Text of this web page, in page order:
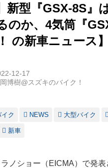
新型『GSX-8S
のか、4気筒『
の新車ニュース】
12-17
博樹@スズキのバイク！
ク NEWS 大型バイク
新車
ノショー（EICMA）で発